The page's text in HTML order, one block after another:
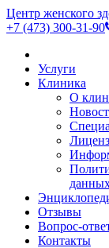
Центр женского
+7 (473) 300-31-90
Услуги
Клиника
О
Отзывы
Вопрос-
Контакты